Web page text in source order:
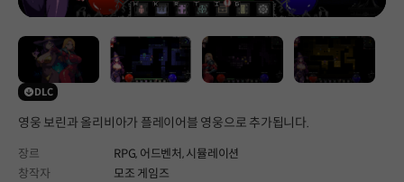
DLC
영웅 보린과 올리비아가 플레이어블 영웅으로 추가됩니다.
장르 RPG, 어드벤처,시뮬레이션
창작자
모조 게임즈